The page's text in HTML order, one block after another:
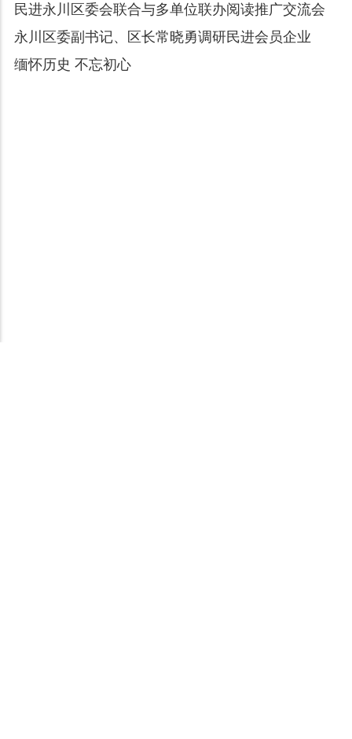
民进永川区委会联合与多单位联办阅读推广交流会
永川区委副书记、区长常晓勇调研民进会员企业
缅怀历史 不忘初心